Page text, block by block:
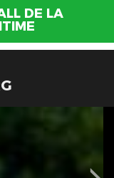
DE LA